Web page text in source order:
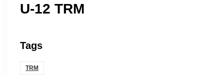
U-12 TRM
Tags
TRM